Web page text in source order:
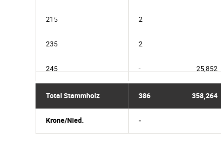
215 2
235 2
245 - 25,852
Total Stammholz 386 358,264
Krone/Nied. -